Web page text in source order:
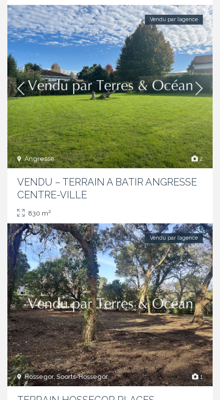
2
Angresse
Vendu par l’agence
VENDU – TERRAIN A BATIR ANGRESSE
CENTRE-VILLE
830 m2
1
Hossegor, Soorts-Hossegor
Vendu par l’agence